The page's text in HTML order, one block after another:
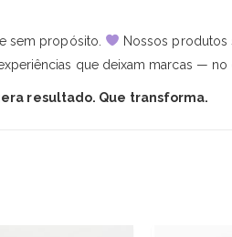
sem propósito.
Nossos produtos
que deixam marcas — no
resultado. Que transforma.